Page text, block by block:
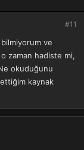
#11
bilmiyorum ve
zaman hadiste mi,
okuduğunu
kaynak